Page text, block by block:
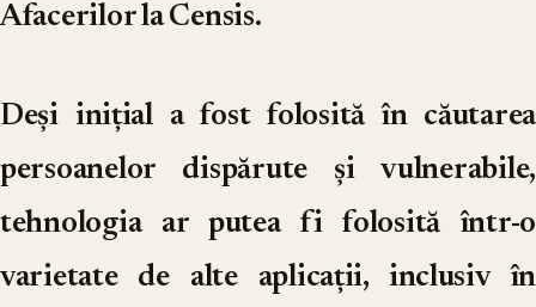
Afacerilor la Censis.
Deși inițial a fost folosită în căutarea
persoanelor dispărute și vulnerabile,
tehnologia ar putea fi folosită într-o
varietate de alte aplicații, inclusiv în